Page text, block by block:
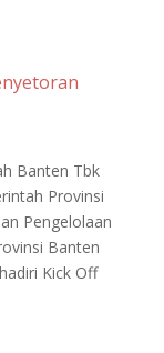
Banten Tbk
Provinsi
Pengelolaan
Banten
Kick Off